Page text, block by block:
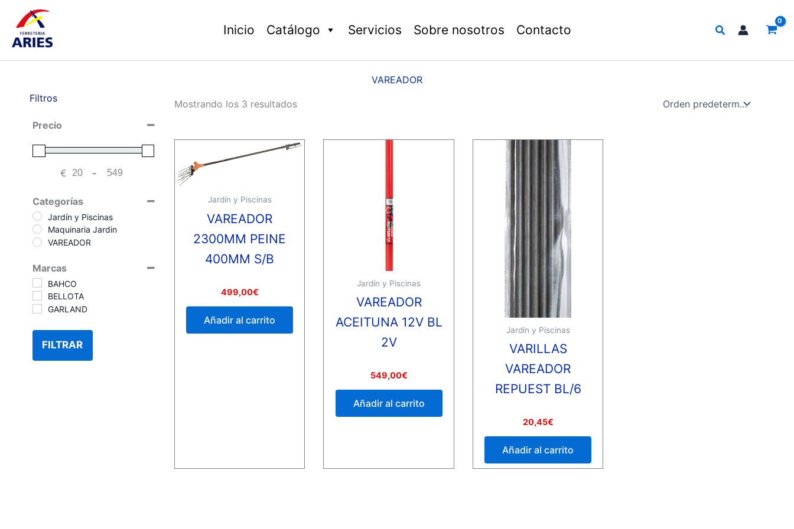
contenido
Inicio Catálogo Servicios Sobre nosotros Contacto Buscar
VAREADOR
Filtros
Precio
€ Minimum Price
-Maximum Price
Categorías
Jardín y Piscinas
Maquinaria Jardin
VAREADOR
Marcas
BAHCO
BELLOTA
GARLAND
FILTRAR
Mostrando los 3 resultados
Jardín y Piscinas
VAREADOR
2300MM PEINE
400MM S/B
Valorado
0
499,00€
Añadir al carrito
Jardín y Piscinas
VAREADOR
ACEITUNA 12V BL
2V
Valorado
0
549,00€
Añadir al carrito
Jardín y Piscinas
VARILLAS
VAREADOR
REPUEST BL/6
Valorado
0
20,45€
Añadir al carrito